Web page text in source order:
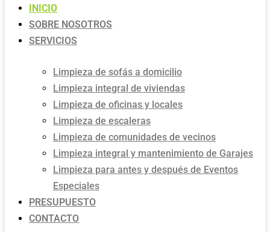
INICIO
SOBRE NOSOTROS
SERVICIOS
Limpieza de sofás a domicilio
Limpieza integral de viviendas
Limpieza de oficinas y locales
Limpieza de escaleras
Limpieza de comunidades de vecinos
Limpieza integral y mantenimiento de Garajes
Limpieza para antes y después de Eventos
Especiales
PRESUPUESTO
CONTACTO